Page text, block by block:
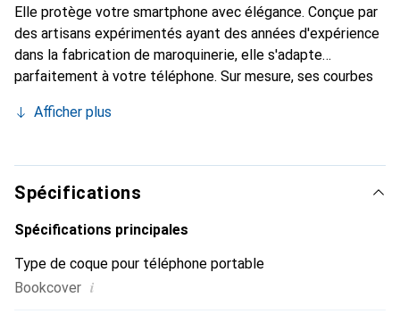
Elle protège votre smartphone avec élégance. Conçue par
des artisans expérimentés ayant des années d'expérience
dans la fabrication de maroquinerie, elle s'adapte
parfaitement à votre téléphone. Sur mesure, ses courbes
devient l'accessoire chic et indispensable pour votre
produits de haute qualité, la marque Noreve est un choix
fiable pour une clientèle exigeante.
Afficher plus
Spécifications
Spécifications principales
Type de coque pour téléphone portable
Bookcover i